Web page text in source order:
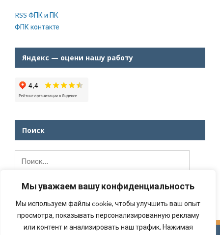
Мы уважаем вашу конфиденциальность
Мы используем файлы cookie, чтобы улучшить ваш опыт
просмотра, показывать персонализированную рекламу
или контент и анализировать наш трафик. Нажимая
RSS ФПК и ПК
ФПК контакте
Яндекс — оцени нашу работу
Поиск